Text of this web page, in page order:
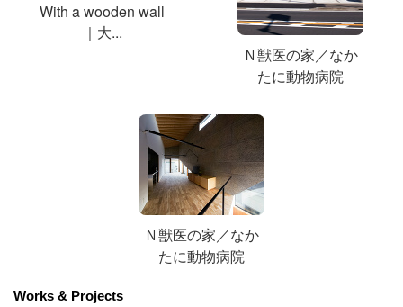
With a wooden wall
｜大...
Ｎ獣医の家／なか
たに動物病院
Ｎ獣医の家／なか
たに動物病院
Works & Projects